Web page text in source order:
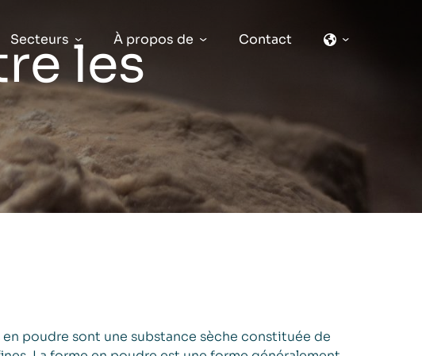
Secteurs À propos de Contact
les
poudre sont une substance sèche constituée de